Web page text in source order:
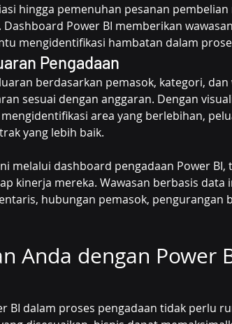
hingga pemenuhan pesanan
Power BI memberikan
mengidentifikasi hambatan dalam
Pengadaan
berdasarkan pemasok, kategori,
sesuai dengan anggaran. Dengan
area yang berlebihan,
yang lebih baik.
melalui dashboard pengadaan Power
kinerja mereka. Wawasan berbasis data
hubungan pemasok, pengurangan
Anda dengan Power
BI dalam proses pengadaan tidak perlu